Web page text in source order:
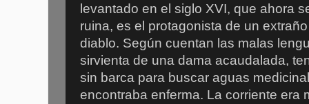
levantado en el siglo XVI, que ahora
ruina, es el protagonista de un
diablo. Según cuentan las malas
sirvienta de una dama acaudalada,
sin barca para buscar aguas
encontraba enferma. La corriente era